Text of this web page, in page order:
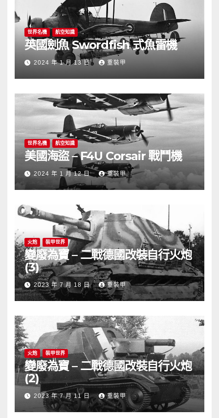
世界名機 航空知識
英國劍魚 Swordfish 式魚雷機
2024 年 1 月 13 日 重裝甲
世界名機 航空知識
美國海盜 – F4U Corsair 戰鬥機
2024 年 1 月 12 日 重裝甲
火炮 裝甲世界
變廢為寶 – 二戰德國改裝自行火炮
(3)
2023 年 7 月 18 日 重裝甲
火炮 裝甲世界
變廢為寶 – 二戰德國改裝自行火炮
(2)
2023 年 7 月 11 日 重裝甲